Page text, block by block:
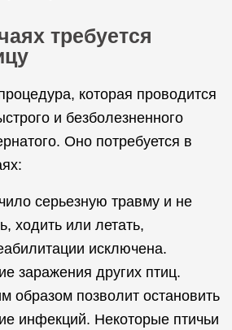
требуется
которая проводится
и безболезненного
Оно потребуется в
серьезную травму и не
ходить или летать,
исключена.
заражения других птиц.
образом позволит остановить
инфекций. Некоторые птичьи